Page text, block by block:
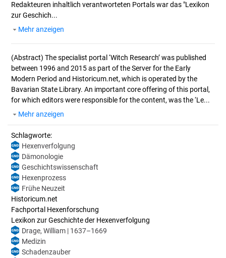
Redakteuren inhaltlich verantworteten Portals war das "Lexikon
zur Geschich...
Mehr anzeigen
(Abstract) The specialist portal ‘Witch Research’ was published
between 1996 and 2015 as part of the Server for the Early
Modern Period and Historicum.net, which is operated by the
Bavarian State Library. An important core offering of this portal,
for which editors were responsible for the content, was the ‘Le...
Mehr anzeigen
Schlagworte:
Hexenverfolgung
Dämonologie
Geschichtswissenschaft
Hexenprozess
Frühe Neuzeit
Historicum.net
Fachportal Hexenforschung
Lexikon zur Geschichte der Hexenverfolgung
Drage, William | 1637–1669
Medizin
Schadenzauber